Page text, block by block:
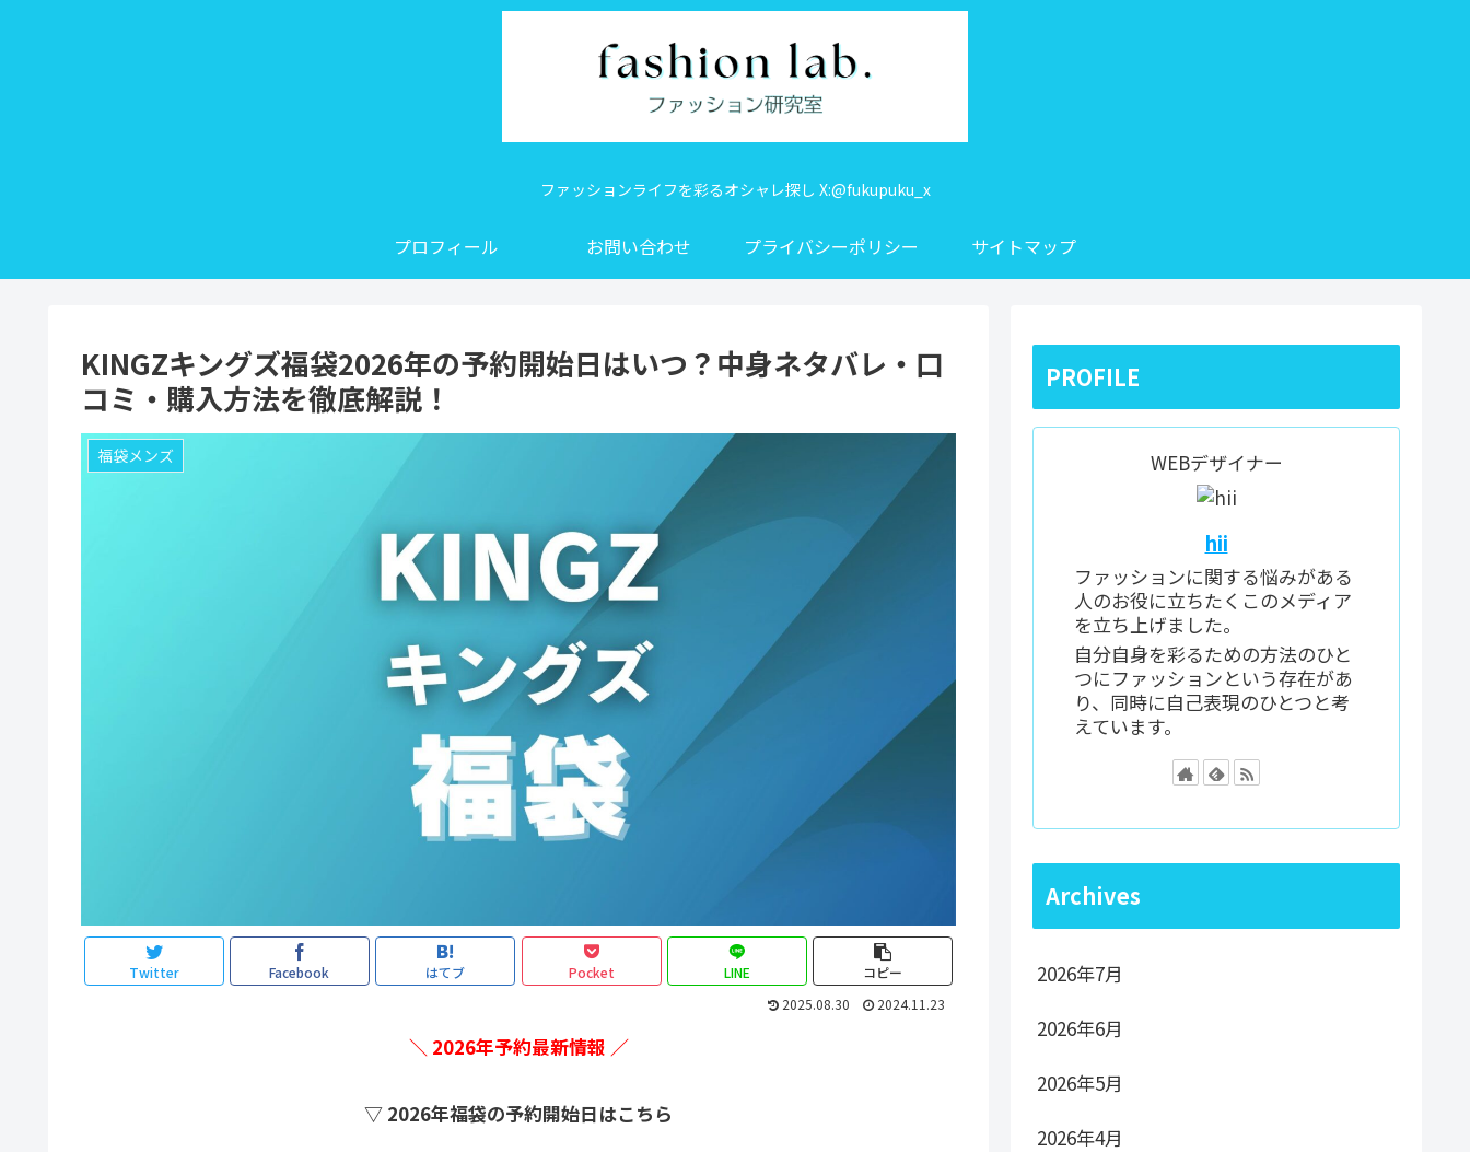
ファッションライフを彩るオシャレ探し X:@fukupuku_x
プロフィール お問い合わせ プライバシーポリシー サイトマップ
KINGZキングズ福袋2026年の予約開始日はいつ？中身ネタバレ・口
コミ・購入方法を徹底解説！
福袋メンズ
Twitter Facebook はてブ Pocket LINE
コピー
2025.08.30
2024.11.23
＼ 2026年予約最新情報 ／
▽ 2026年福袋の予約開始日はこちら
PROFILE
WEBデザイナー
hii
ファッションに関する悩みがある
人のお役に立ちたくこのメディア
を立ち上げました。
自分自身を彩るための方法のひと
つにファッションという存在があ
り、同時に自己表現のひとつと考
えています。
Archives
2026年7月
2026年6月
2026年5月
2026年4月